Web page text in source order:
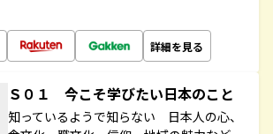
詳細を見る
Ｓ０１ 今こそ学びたい日本のこと
知っているようで知らない 日本人の心、